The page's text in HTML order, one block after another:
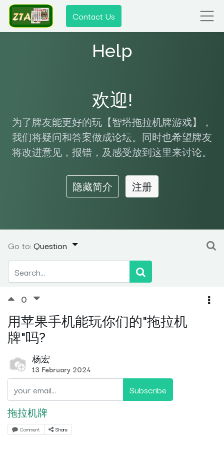
Contact Us
Help
欢迎!
为了牌友能更好的玩【智塔拖拉机牌游戏】，
我们将疑问和答案做成论坛。同时也希望牌友
将改进意见，报错，及感受放到这里来讨论。
隐藏简介 注册
Go to:Question
0
用苹果手机能玩你们的"拖拉机
牌"吗?
杨宏
13 February 2024
Subscribe
拖拉机牌
Comment Share